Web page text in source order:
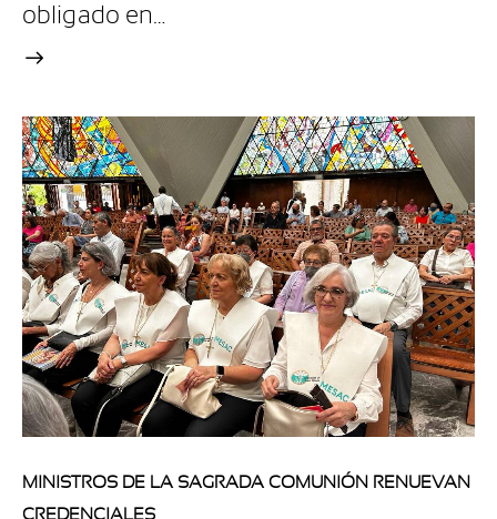
obligado en…
MINISTROS DE LA SAGRADA COMUNIÓN RENUEVAN
CREDENCIALES